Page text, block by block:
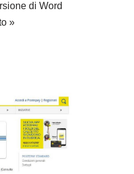
di Word
»